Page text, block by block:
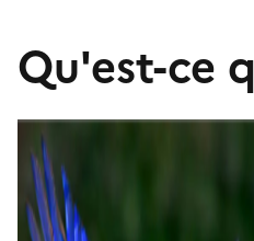
Qu'est-ce